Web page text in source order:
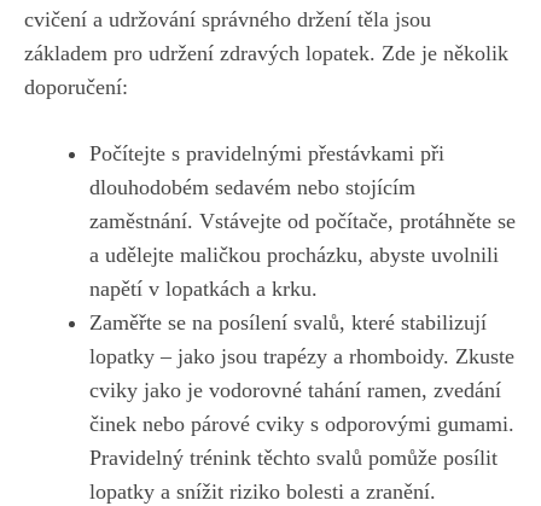
cvičení a udržování správného držení těla jsou
základem pro udržení zdravých lopatek. Zde je několik
doporučení:
Počítejte s pravidelnými přestávkami při
dlouhodobém sedavém nebo stojícím
zaměstnání. Vstávejte od počítače, protáhněte se
a udělejte maličkou procházku, abyste uvolnili
napětí v lopatkách a krku.
Zaměřte se na posílení svalů, které stabilizují
lopatky – jako jsou trapézy a rhomboidy. Zkuste
cviky jako je vodorovné tahání ramen, zvedání
činek nebo párové cviky s odporovými gumami.
Pravidelný trénink těchto svalů pomůže posílit
lopatky a snížit riziko bolesti a zranění.